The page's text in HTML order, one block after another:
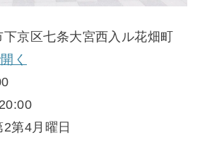
京区七条大宮西入ル花畑町
く
第4月曜日